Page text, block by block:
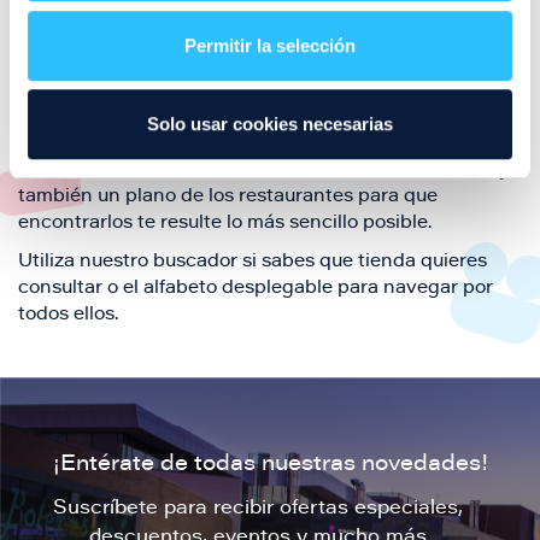
Permitir la selección
Solo usar cookies necesarias
también de nuestra oferta de ocio y shopping durante
tu visita.
El este directorio de restaurantes de Puerto Venecia
también un plano de los restaurantes para que
encontrarlos te resulte lo más sencillo posible.
Utiliza nuestro buscador si sabes que tienda quieres
consultar o el alfabeto desplegable para navegar por
todos ellos.
¡Entérate de todas nuestras novedades!
Suscríbete para recibir ofertas especiales,